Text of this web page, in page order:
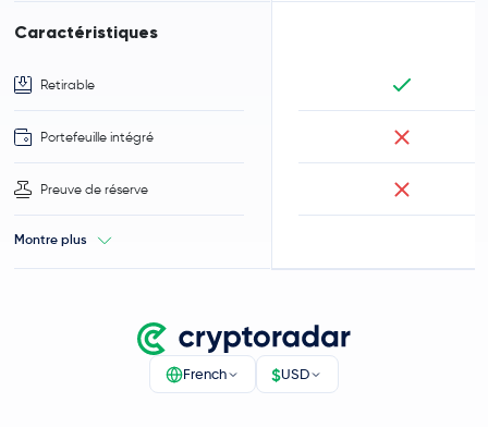
Caractéristiques
Retirable
Portefeuille intégré
Preuve de réserve
Montre plus
French $USD